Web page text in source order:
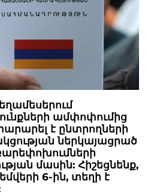
ամփոփումից
է ընտրողների
ներկայացրած
մասին: Հիշեցնենք,
6-ին, տեղի է